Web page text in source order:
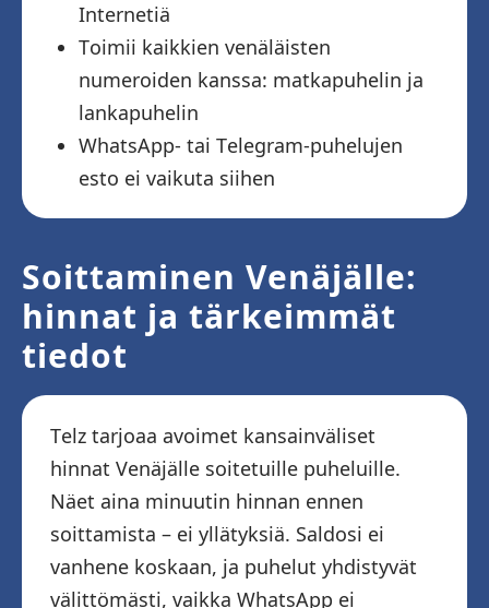
Internetiä
Toimii kaikkien venäläisten
numeroiden kanssa: matkapuhelin ja
lankapuhelin
WhatsApp- tai Telegram-puhelujen
esto ei vaikuta siihen
Soittaminen Venäjälle:
hinnat ja tärkeimmät
tiedot
Telz tarjoaa avoimet kansainväliset
hinnat Venäjälle soitetuille puheluille.
Näet aina minuutin hinnan ennen
soittamista – ei yllätyksiä. Saldosi ei
vanhene koskaan, ja puhelut yhdistyvät
välittömästi, vaikka WhatsApp ei